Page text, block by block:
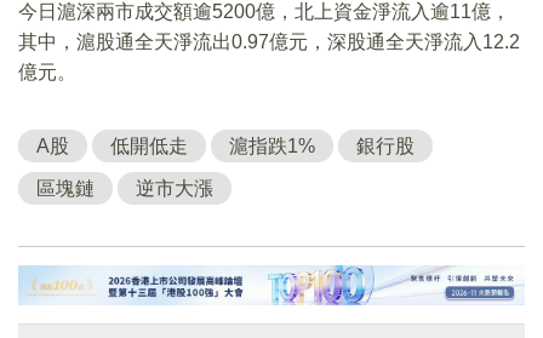
今日滬深兩市成交額逾5200億，北上資金淨流入逾11億，
其中，滬股通全天淨流出0.97億元，深股通全天淨流入12.2
億元。
A股 低開低走 滬指跌1% 銀行股
區塊鏈 逆市大漲